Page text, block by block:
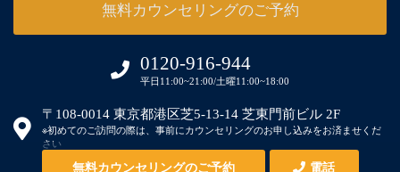
無料カウンセリングのご予約 電話
無料カウンセリングのご予約
0120-916-944
平日11:00~21:00/土曜11:00~18:00
〒108-0014 東京都港区芝5-13-14 芝東門前ビル 2F
※初めてのご訪問の際は、事前にカウンセリングのお申し込みをお済ませくだ
さい